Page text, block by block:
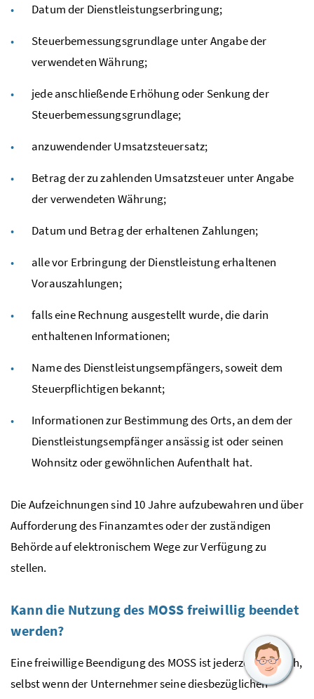
Datum der Dienstleistungserbringung;
Steuerbemessungsgrundlage unter Angabe der
verwendeten Währung;
jede anschließende Erhöhung oder Senkung der
Steuerbemessungsgrundlage;
anzuwendender Umsatzsteuersatz;
Betrag der zu zahlenden Umsatzsteuer unter Angabe
der verwendeten Währung;
Datum und Betrag der erhaltenen Zahlungen;
alle vor Erbringung der Dienstleistung erhaltenen
Vorauszahlungen;
falls eine Rechnung ausgestellt wurde, die darin
enthaltenen Informationen;
Name des Dienstleistungsempfängers, soweit dem
Steuerpflichtigen bekannt;
Informationen zur Bestimmung des Orts, an dem der
Dienstleistungsempfänger ansässig ist oder seinen
Wohnsitz oder gewöhnlichen Aufenthalt hat.
Die Aufzeichnungen sind 10 Jahre aufzubewahren und über
Aufforderung des Finanzamtes oder der zuständigen
Behörde auf elektronischem Wege zur Verfügung zu
stellen.
Kann die Nutzung des MOSS freiwillig beendet
werden?
Eine freiwillige Beendigung des MOSS ist jederzeit möglich,
selbst wenn der Unternehmer seine diesbezüglichen